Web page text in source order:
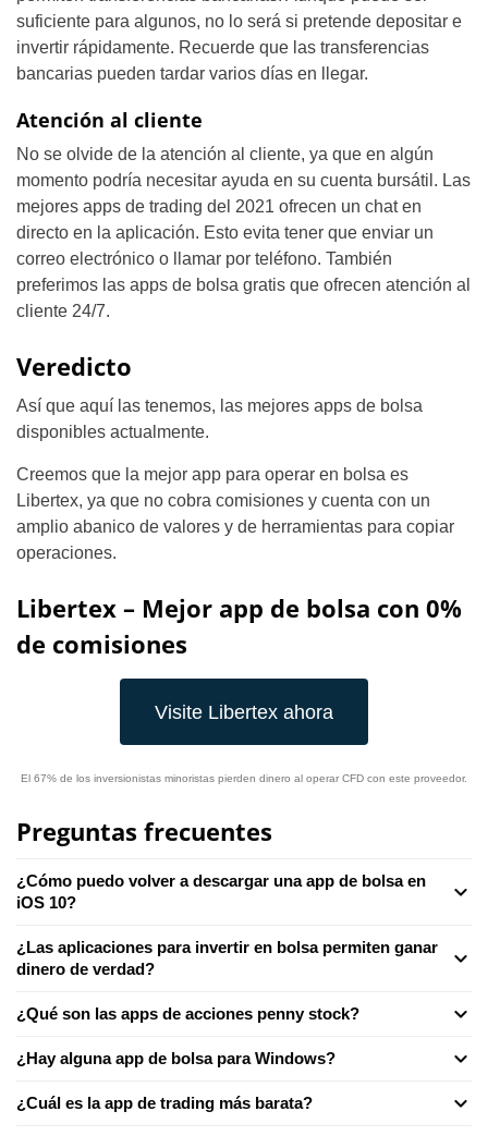
suficiente para algunos, no lo será si pretende depositar e
invertir rápidamente. Recuerde que las transferencias
bancarias pueden tardar varios días en llegar.
Atención al cliente
No se olvide de la atención al cliente, ya que en algún
momento podría necesitar ayuda en su cuenta bursátil. Las
mejores apps de trading del 2021 ofrecen un chat en
directo en la aplicación. Esto evita tener que enviar un
correo electrónico o llamar por teléfono. También
preferimos las apps de bolsa gratis que ofrecen atención al
cliente 24/7.
Veredicto
Así que aquí las tenemos, las mejores apps de bolsa
disponibles actualmente.
Creemos que la mejor app para operar en bolsa es
Libertex, ya que no cobra comisiones y cuenta con un
amplio abanico de valores y de herramientas para copiar
operaciones.
Libertex – Mejor app de bolsa con 0%
de comisiones
Visite Libertex ahora
El 67% de los inversionistas minoristas pierden dinero al operar CFD con este proveedor.
Preguntas frecuentes
¿Cómo puedo volver a descargar una app de bolsa en
iOS 10?
¿Las aplicaciones para invertir en bolsa permiten ganar
dinero de verdad?
¿Qué son las apps de acciones penny stock?
¿Hay alguna app de bolsa para Windows?
¿Cuál es la app de trading más barata?